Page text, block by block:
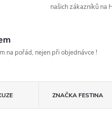
našich zákazníků na
na pořád, nejen při objednávce !
ZNAČKA FESTINA